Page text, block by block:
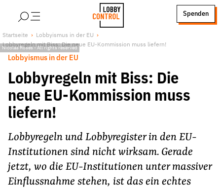
LobbyControl
StartSeite
Spenden
Über uns
Lobby FAQs
Finanzierung
Jobs
Publikationen und Material
Lobbykritische Stadtführungen
Unsere Schwerpunkte
Lobbykontrolle und Regeln
Lobbyismus und Klima
Startseite
Lobbyismus in der EU
Lobbyregeln mit Biss: Die neue EU-Kommission muss liefern!
Nicolas Roses - All rights reserved
Lobbyismus in der EU
Lobbyregeln mit Biss: Die
neue EU-Kommission muss
liefern!
Lobbyregeln und Lobbyregister in den EU-
Institutionen sind nicht wirksam. Gerade
jetzt, wo die EU-Institutionen unter massiver
Einflussnahme stehen, ist das ein echtes